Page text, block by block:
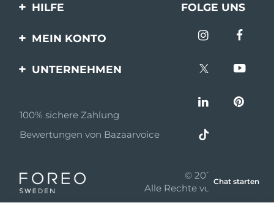
HILFE
Kontaktiere uns
FOLGE UNS
MEIN KONTO
UNTERNEHMEN
Partnerprogramm
Partner Nachrichten
Einzelhändler
100% sichere Zahlung
Bewertungen von Bazaarvoice
© 2026 FOREO
Alle Rechte vorbehalten
Chat starten